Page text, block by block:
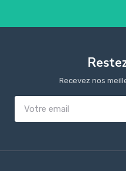
Recevez nos